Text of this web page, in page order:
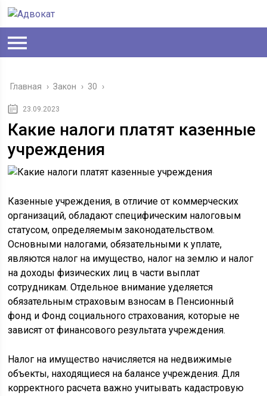
Главная › Закон › 30 ›
23.09.2023
Какие налоги платят казенные
учреждения
Казенные учреждения, в отличие от коммерческих
организаций, обладают специфическим налоговым
статусом, определяемым законодательством.
Основными налогами, обязательными к уплате,
являются налог на имущество, налог на землю и налог
на доходы физических лиц в части выплат
сотрудникам. Отдельное внимание уделяется
обязательным страховым взносам в Пенсионный
фонд и Фонд социального страхования, которые не
зависят от финансового результата учреждения.
Налог на имущество начисляется на недвижимые
объекты, находящиеся на балансе учреждения. Для
корректного расчета важно учитывать кадастровую